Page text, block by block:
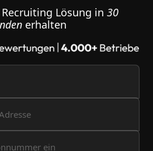
Lösung in 30
erhalten